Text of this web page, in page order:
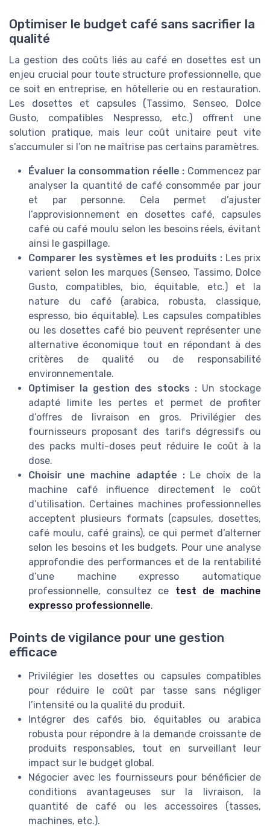
Optimiser le budget café sans sacrifier la
qualité
La gestion des coûts liés au café en dosettes est un
enjeu crucial pour toute structure professionnelle, que
ce soit en entreprise, en hôtellerie ou en restauration.
Les dosettes et capsules (Tassimo, Senseo, Dolce
Gusto, compatibles Nespresso, etc.) offrent une
solution pratique, mais leur coût unitaire peut vite
s’accumuler si l’on ne maîtrise pas certains paramètres.
Évaluer la consommation réelle : Commencez par
analyser la quantité de café consommée par jour
et par personne. Cela permet d’ajuster
l’approvisionnement en dosettes café, capsules
café ou café moulu selon les besoins réels, évitant
ainsi le gaspillage.
Comparer les systèmes et les produits : Les prix
varient selon les marques (Senseo, Tassimo, Dolce
Gusto, compatibles, bio, équitable, etc.) et la
nature du café (arabica, robusta, classique,
espresso, bio équitable). Les capsules compatibles
ou les dosettes café bio peuvent représenter une
alternative économique tout en répondant à des
critères de qualité ou de responsabilité
environnementale.
Optimiser la gestion des stocks :Un stockage
adapté limite les pertes et permet de profiter
d’offres de livraison en gros. Privilégier des
fournisseurs proposant des tarifs dégressifs ou
des packs multi-doses peut réduire le coût à la
dose.
Choisir une machine adaptée :Le choix de la
machine café influence directement le coût
d’utilisation. Certaines machines professionnelles
acceptent plusieurs formats (capsules, dosettes,
café moulu, café grains), ce qui permet d’alterner
selon les besoins et les budgets. Pour une analyse
approfondie des performances et de la rentabilité
d’une machine expresso automatique
professionnelle, consultez ce test de machine
expresso professionnelle.
Points de vigilance pour une gestion
efficace
Privilégier les dosettes ou capsules compatibles
pour réduire le coût par tasse sans négliger
l’intensité ou la qualité du produit.
Intégrer des cafés bio, équitables ou arabica
robusta pour répondre à la demande croissante de
produits responsables, tout en surveillant leur
impact sur le budget global.
Négocier avec les fournisseurs pour bénéficier de
conditions avantageuses sur la livraison, la
quantité de café ou les accessoires (tasses,
machines, etc.).